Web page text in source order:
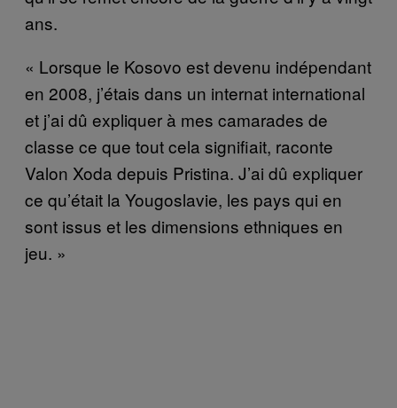
ans.
« Lorsque le Kosovo est devenu indépendant
en 2008, j’étais dans un internat international
et j’ai dû expliquer à mes camarades de
classe ce que tout cela signifiait, raconte
Valon Xoda depuis Pristina. J’ai dû expliquer
ce qu’était la Yougoslavie, les pays qui en
sont issus et les dimensions ethniques en
jeu. »